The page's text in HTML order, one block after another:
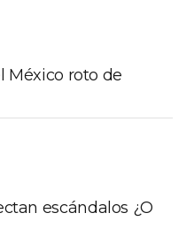
México roto de
escándalos ¿O